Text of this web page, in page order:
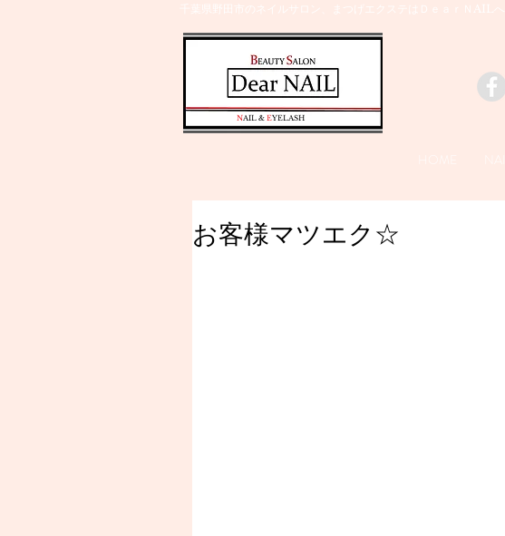
千葉県野田市のネイルサロン、まつげエクステはＤｅａｒＮAILへ
​NAIL & EYELASH
お客様マツエク☆